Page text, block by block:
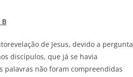
B
de Jesus, devido a pergunta
discípulos, que já se havia
palavras não foram compreendidas